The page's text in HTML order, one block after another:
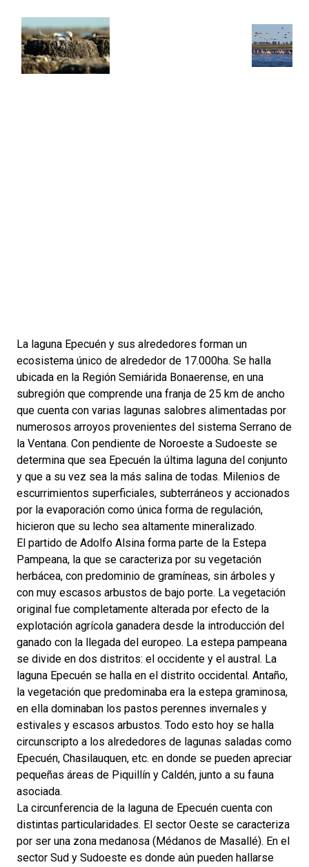
La laguna Epecuén y sus alrededores forman un
ecosistema único de alrededor de 17.000ha. Se halla
ubicada en la Región Semiárida Bonaerense, en una
subregión que comprende una franja de 25 km de ancho
que cuenta con varias lagunas salobres alimentadas por
numerosos arroyos provenientes del sistema Serrano de
la Ventana. Con pendiente de Noroeste a Sudoeste se
determina que sea Epecuén la última laguna del conjunto
y que a su vez sea la más salina de todas. Milenios de
escurrimientos superficiales, subterráneos y accionados
por la evaporación como única forma de regulación,
hicieron que su lecho sea altamente mineralizado.
El partido de Adolfo Alsina forma parte de la Estepa
Pampeana, la que se caracteriza por su vegetación
herbácea, con predominio de gramíneas, sin árboles y
con muy escasos arbustos de bajo porte. La vegetación
original fue completamente alterada por efecto de la
explotación agrícola ganadera desde la introducción del
ganado con la llegada del europeo. La estepa pampeana
se divide en dos distritos: el occidente y el austral. La
laguna Epecuén se halla en el distrito occidental. Antaño,
la vegetación que predominaba era la estepa graminosa,
en ella dominaban los pastos perennes invernales y
estivales y escasos arbustos. Todo esto hoy se halla
circunscripto a los alrededores de lagunas saladas como
Epecuén, Chasilauquen, etc. en donde se pueden apreciar
pequeñas áreas de Piquillín y Caldén, junto a su fauna
asociada.
La circunferencia de la laguna de Epecuén cuenta con
distintas particularidades. El sector Oeste se caracteriza
por ser una zona medanosa (Médanos de Masallé). En el
sector Sud y Sudoeste es donde aún pueden hallarse